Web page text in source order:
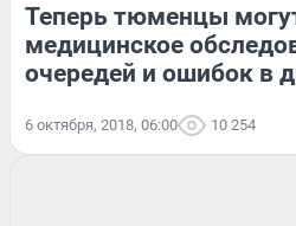
Теперь тюменцы
медицинское
очередей и ошибок в
6 октября, 2018, 06:00 10 254